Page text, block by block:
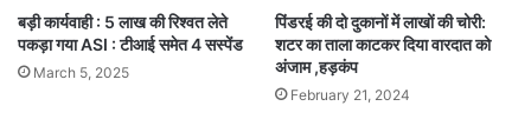
बड़ी कार्यवाही : 5 लाख की रिश्वत लेते
पकड़ा गया ASI : टीआई समेत 4 सस्पेंड
March 5, 2025
पिंडरई की दो दुकानों में लाखों की चोरी:
शटर का ताला काटकर दिया वारदात को
अंजाम ,हड़कंप
February 21, 2024